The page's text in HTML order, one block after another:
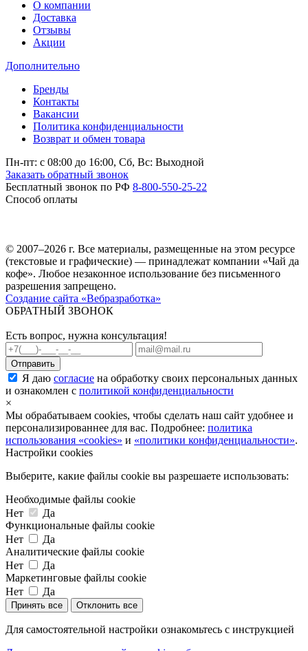
О компании
Доставка
Отзывы
Акции
Дополнительно
Бренды
Контакты
Вакансии
Политика конфиденциальности
Возврат и обмен товара
Пн-пт: c 08:00 до 16:00, Сб, Вс: Выходной
Заказать обратный звонок
Бесплатный звонок по РФ 8-800-550-25-22
Способ оплаты
© 2007–2026 г. Все материалы, размещенные на этом ресурсе
(текстовые и графические) — принадлежат компании «Чай да
кофе». Любое незаконное использование без письменного
разрешения запрещено.
Создание сайта «Вебразработка»
ОБРАТНЫЙ ЗВОНОК
Есть вопрос, нужна консультация!
Я даю согласие на обработку своих персональных данных
и ознакомлен с политикой конфиденциальности
×
Мы обрабатываем cookies, чтобы сделать наш сайт удобнее и
персонализированнее для вас. Подробнее: политика
использования «cookies» и «политики конфиденциальности».
Настройки cookies
Выберите, какие файлы cookie вы разрешаете использовать:
Необходимые файлы cookie
Нет
Да
Функциональные файлы cookie
Нет
Да
Аналитические файлы cookie
Нет
Да
Маркетинговые файлы cookie
Нет
Да
Принять все Отклонить все
Для самостоятельной настройки ознакомьтесь с инструкцией